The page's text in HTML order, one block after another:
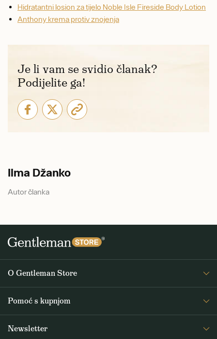
Hidratantni losion za tijelo Noble Isle Fireside Body Lotion
Anthony krema protiv znojenja
Je li vam se svidio članak?
Podijelite ga!
Ilma Džanko
Autor članka
O Gentleman Store
Pomoć s kupnjom
Newsletter